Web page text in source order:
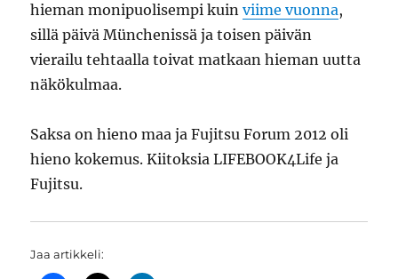
hieman monipuolisempi kuinviime vuonna,
sillä päivä Münchenissä ja toisen päivän
vierailu tehtaalla toivat matkaan hieman uutta
näkökulmaa.
Saksa on hieno maa ja Fujitsu Forum 2012 oli
hieno kokemus. Kiitoksia LIFEBOOK4Life ja
Fujitsu.
Jaa artikkeli: